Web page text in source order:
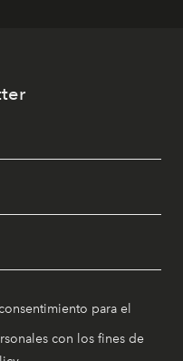
para el
con los fines de